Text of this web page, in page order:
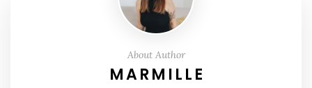
About Author
MARMILLE